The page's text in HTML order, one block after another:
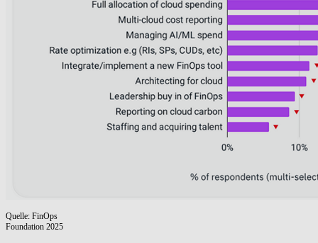
Quelle: FinOps
Foundation 2025